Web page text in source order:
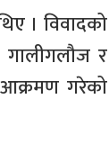
। विवादको
र
आक्रमण गरेको